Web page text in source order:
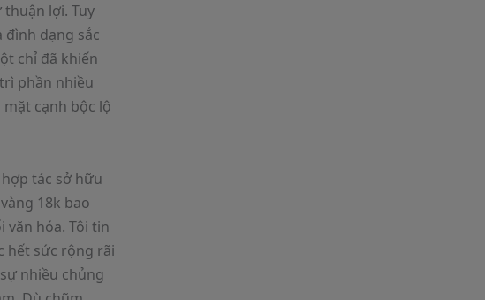
lợi. Tuy
dạng sắc
chỉ đã khiến
phần nhiều
cạnh bộc lộ
tác sở hữu
18k bao
văn hóa. Tôi tin
hết sức rộng rãi
nhiều chủng